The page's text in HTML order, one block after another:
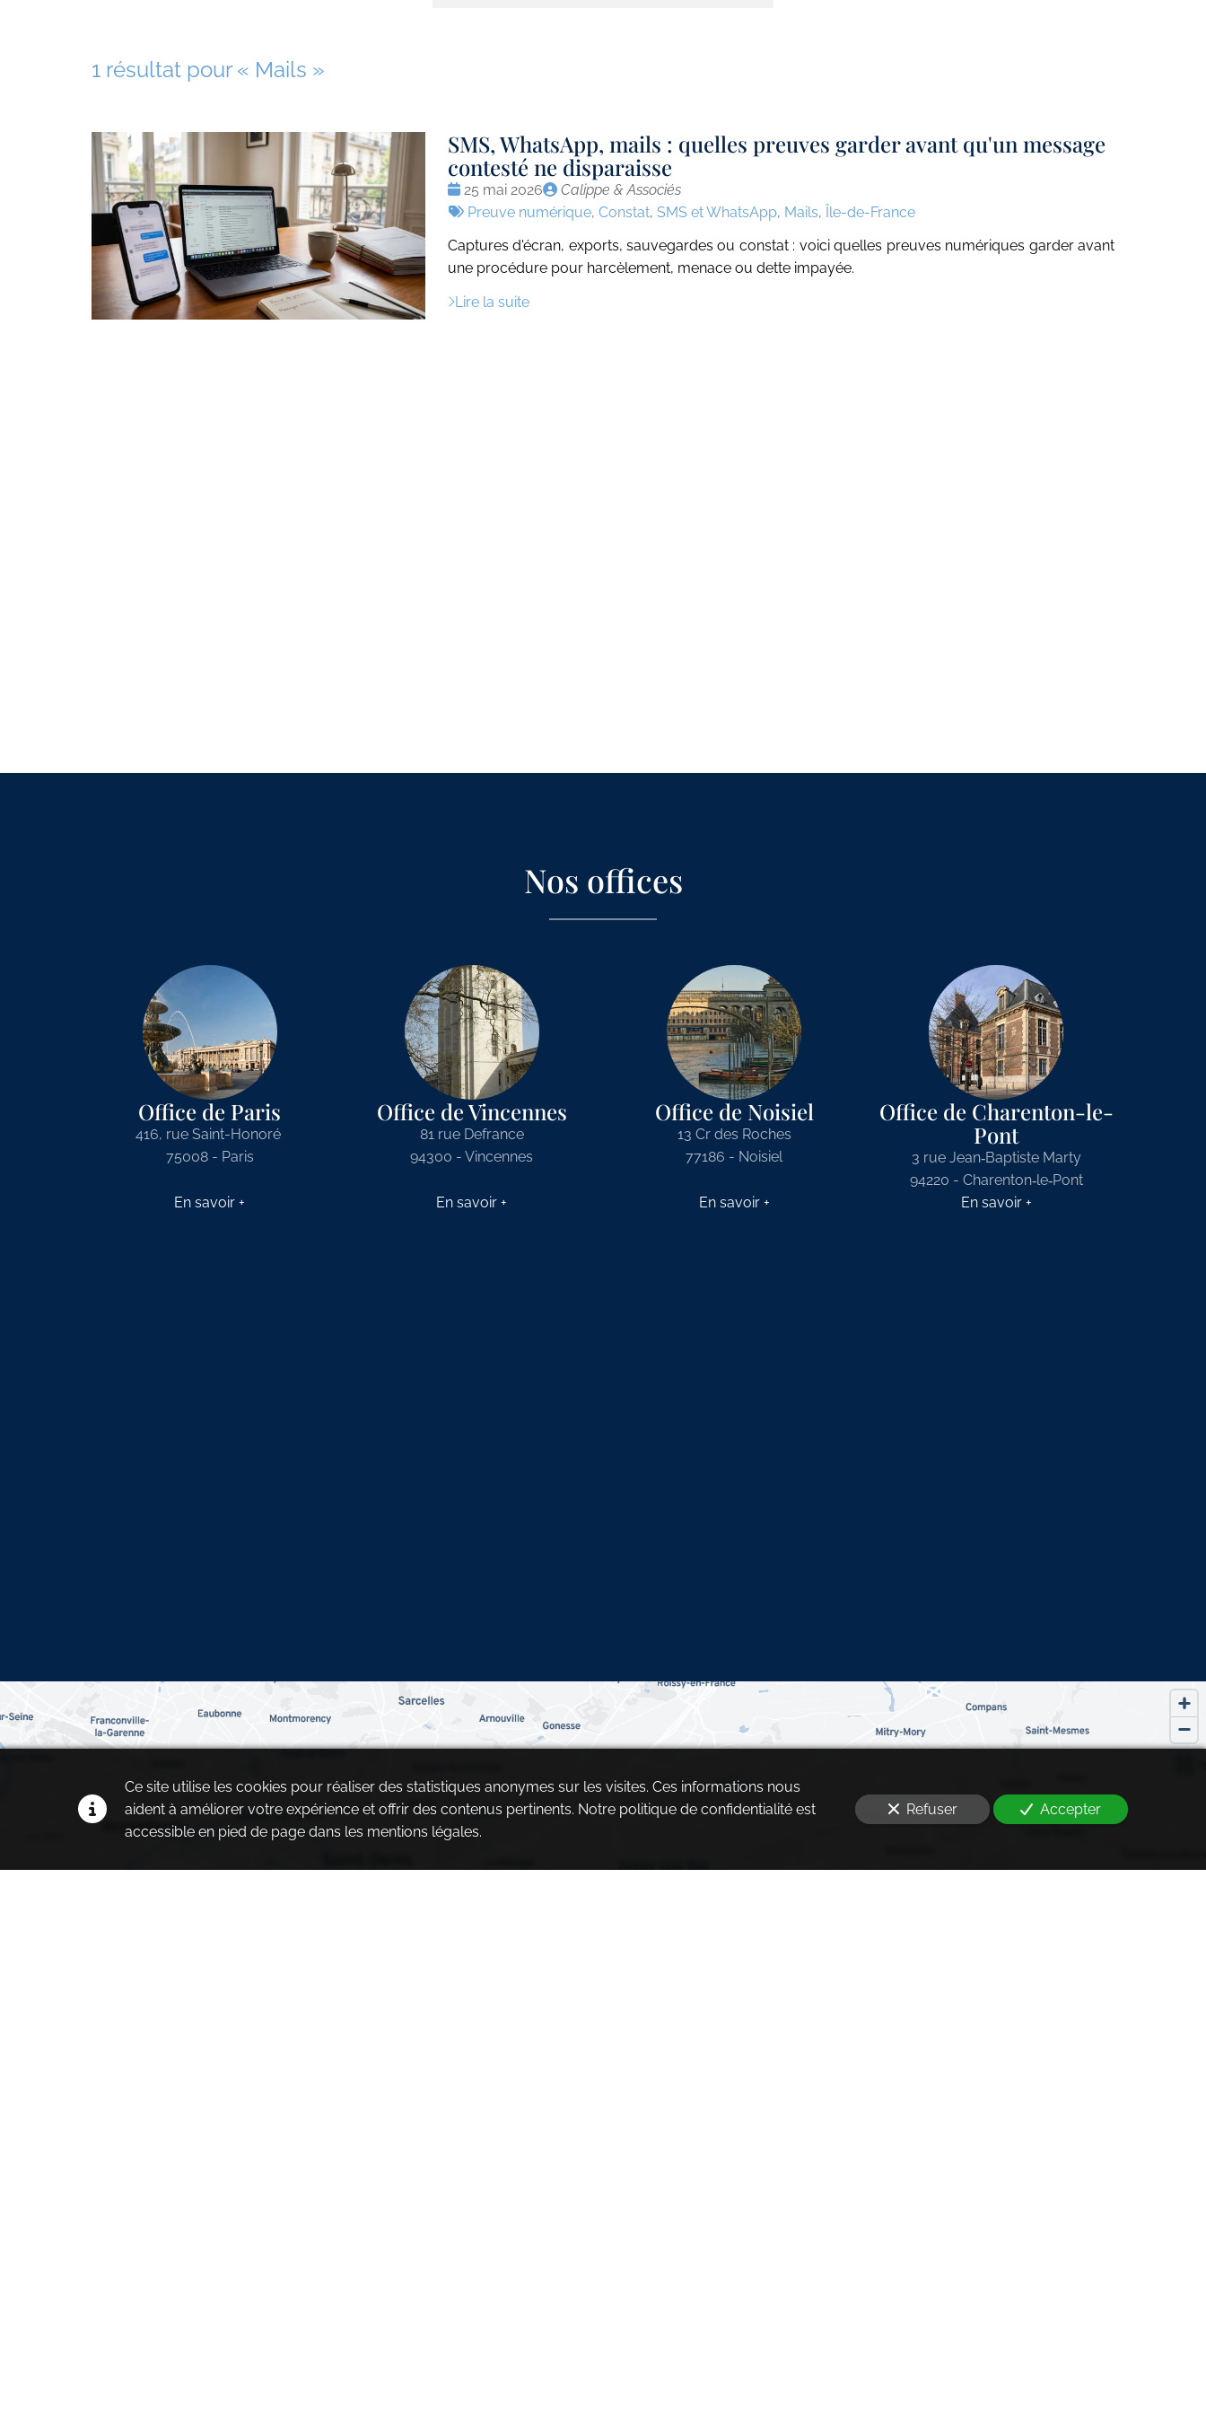
1 résultat pour « Mails »
SMS, WhatsApp, mails : quelles preuves garder avant qu'un message
contesté ne disparaisse
Date
:
25 mai 2026
Publié
par
Calippe & Associés
Tags
Preuve numérique, Constat, SMS et WhatsApp, Mails, Île-de-France
Captures d'écran, exports, sauvegardes ou constat : voici quelles preuves numériques garder avant
une procédure pour harcèlement, menace ou dette impayée.
Lire la suite
Nos offices
Office de Paris
416, rue Saint-Honoré
75008 - Paris
En savoir +
Office de Vincennes
81 rue Defrance
94300 - Vincennes
En savoir +
Office de Noisiel
13 Cr des Roches
77186 - Noisiel
En savoir +
Office de Charenton-le-
Pont
3 rue Jean‑Baptiste Marty
94220 - Charenton‑le‑Pont
En savoir +
Ce site utilise les cookies pour réaliser des statistiques anonymes sur les visites. Ces informations nous
aident à améliorer votre expérience et offrir des contenus pertinents. Notre politique de confidentialité est
accessible en pied de page dans les mentions légales.
Refuser Accepter